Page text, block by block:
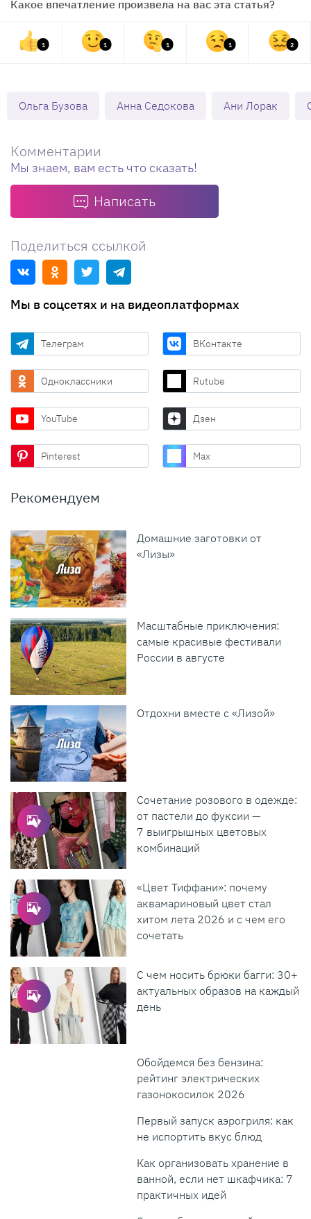
Какое впечатление произвела на вас эта статья?
1 1 1 1 2
Ольга Бузова Анна Седокова Ани Лорак
Комментарии
Мы знаем, вам есть что сказать!
Написать
Поделиться ссылкой
Мы в соцсетях и на видеоплатформах
Телеграм ВКонтакте
Одноклассники Rutube
YouTube Дзен
Pinterest Max
Рекомендуем
Домашние заготовки от
«Лизы»
Масштабные приключения:
самые красивые фестивали
России в августе
Отдохни вместе с «Лизой»
Сочетание розового в одежде:
от пастели до фуксии —
7 выигрышных цветовых
комбинаций
«Цвет Тиффани»: почему
аквамариновый цвет стал
хитом лета 2026 и с чем его
сочетать
С чем носить брюки багги: 30+
актуальных образов на каждый
день
Обойдемся без бензина:
рейтинг электрических
газонокосилок 2026
Первый запуск аэрогриля: как
не испортить вкус блюд
Как организовать хранение в
ванной, если нет шкафчика: 7
практичных идей